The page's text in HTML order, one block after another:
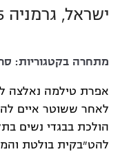
ישראל, גרמניה 2025 , 82 דקות
מתחרה בקטגוריות:
לאחר ששוטר איים
להט״בקית בולטת